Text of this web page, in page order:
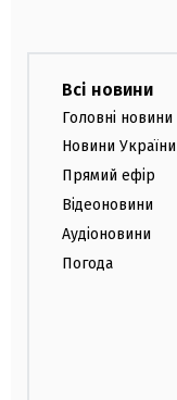
Всі новини
Головні новини
Новини України
Прямий ефір
Відеоновини
Аудіоновини
Погода